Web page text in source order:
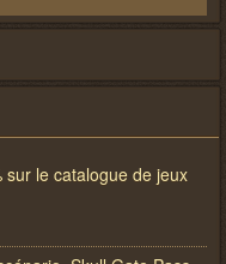
le catalogue de jeux